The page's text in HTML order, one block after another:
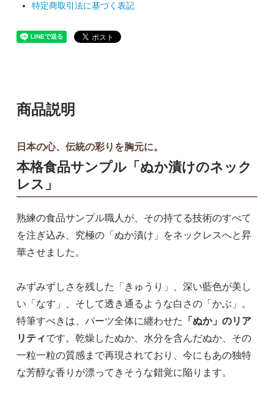
特定商取引法に基づく表記
商品説明
日本の心、伝統の彩りを胸元に。
本格食品サンプル「ぬか漬けのネック
レス」
熟練の食品サンプル職人が、その持てる技術のすべて
を注ぎ込み、究極の「ぬか漬け」をネックレスへと昇
華させました。
みずみずしさを残した「きゅうり」、深い藍色が美し
い「なす」、そして透き通るような白さの「かぶ」。
特筆すべきは、パーツ全体に纏わせた
「ぬか」のリア
リティです。乾燥したぬか、水分を含んだぬか、その
一粒一粒の質感まで再現されており、今にもあの独特
な芳醇な香りが漂ってきそうな錯覚に陥ります。